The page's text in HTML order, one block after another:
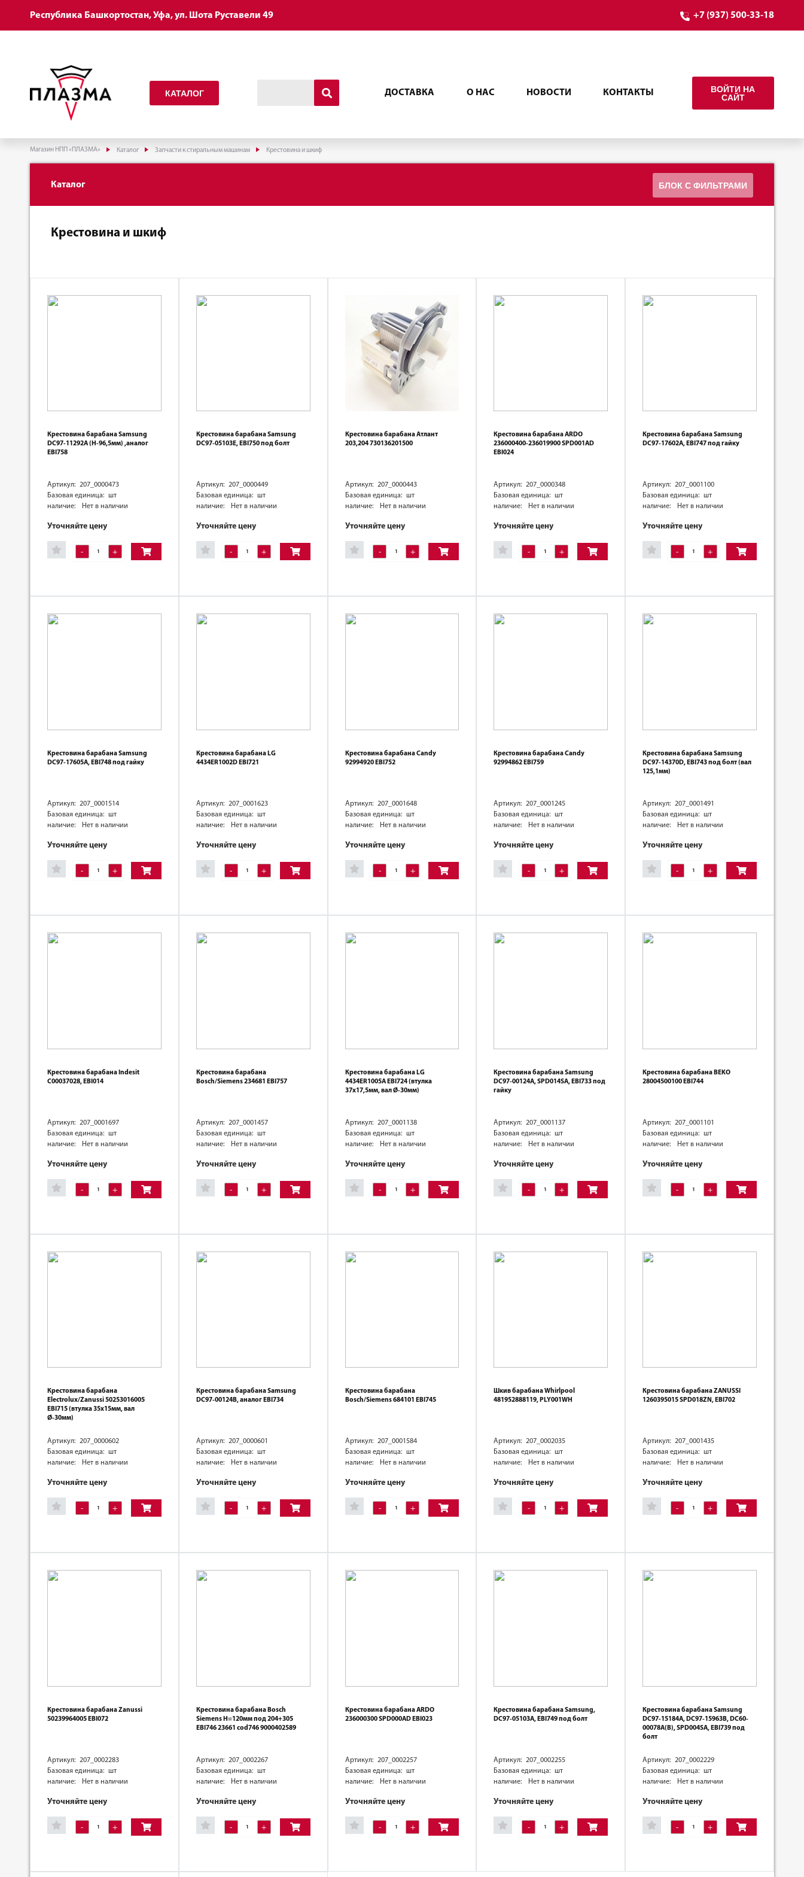
Республика Башкортостан, Уфа, ул. Шота Руставели 49 +7 (937) 500-33-18
КАТАЛОГ ДОСТАВКА О НАС НОВОСТИ КОНТАКТЫ
ВОЙТИ НА
САЙТ
Магазин НПП «ПЛАЗМА» Каталог Запчасти к стиральным машинам Крестовина и шкиф
Каталог БЛОК С ФИЛЬТРАМИ
Крестовина и шкиф
Крестовина барабана Samsung
DC97-11292A (H-96,5мм) ,аналог
EBI758
Артикул: 207_0000473
Базовая единица: шт
наличие:
Нет в наличии
Уточняйте цену
- +
Крестовина барабана Samsung
DC97-05103E, EBI750 под болт
Артикул: 207_0000449
Базовая единица: шт
наличие:
Нет в наличии
Уточняйте цену
- +
Крестовина барабана Атлант
203,204 730136201500
Артикул: 207_0000443
Базовая единица: шт
наличие:
Нет в наличии
Уточняйте цену
- +
Крестовина барабана ARDO
236000400-236019900 SPD001AD
EBI024
Артикул: 207_0000348
Базовая единица: шт
наличие:
Нет в наличии
Уточняйте цену
- +
Крестовина барабана Samsung
DC97-17602A, EBI747 под гайку
Артикул: 207_0001100
Базовая единица: шт
наличие:
Нет в наличии
Уточняйте цену
- +
Крестовина барабана Samsung
DC97-17605A, EBI748 под гайку
Артикул: 207_0001514
Базовая единица: шт
наличие:
Нет в наличии
Уточняйте цену
- +
Крестовина барабана LG
4434ER1002D EBI721
Артикул: 207_0001623
Базовая единица: шт
наличие:
Нет в наличии
Уточняйте цену
- +
Крестовина барабана Candy
92994920 EBI752
Артикул: 207_0001648
Базовая единица: шт
наличие:
Нет в наличии
Уточняйте цену
- +
Крестовина барабана Candy
92994862 EBI759
Артикул: 207_0001245
Базовая единица: шт
наличие:
Нет в наличии
Уточняйте цену
- +
Крестовина барабана Samsung
DC97-14370D, EBI743 под болт (вал
125,1мм)
Артикул: 207_0001491
Базовая единица: шт
наличие:
Нет в наличии
Уточняйте цену
- +
Крестовина барабана Indesit
C00037028, EBI014
Артикул: 207_0001697
Базовая единица: шт
наличие:
Нет в наличии
Уточняйте цену
- +
Крестовина барабана
Bosch/Siemens 234681 EBI757
Артикул: 207_0001457
Базовая единица: шт
наличие:
Нет в наличии
Уточняйте цену
- +
Крестовина барабана LG
4434ER1005A EBI724 (втулка
37х17,5мм, вал Ø-30мм)
Артикул: 207_0001138
Базовая единица: шт
наличие:
Нет в наличии
Уточняйте цену
- +
Крестовина барабана Samsung
DC97-00124A, SPD014SA, EBI733 под
гайку
Артикул: 207_0001137
Базовая единица: шт
наличие:
Нет в наличии
Уточняйте цену
- +
Крестовина барабана BEKO
28004500100 EBI744
Артикул: 207_0001101
Базовая единица: шт
наличие:
Нет в наличии
Уточняйте цену
- +
Крестовина барабана
Electrolux/Zanussi 50253016005
EBI715 (втулка 35х15мм, вал
Ø-30мм)
Артикул: 207_0000602
Базовая единица: шт
наличие:
Нет в наличии
Уточняйте цену
- +
Крестовина барабана Samsung
DC97-00124B, аналог EBI734
Артикул: 207_0000601
Базовая единица: шт
наличие:
Нет в наличии
Уточняйте цену
- +
Крестовина барабана
Bosch/Siemens 684101 EBI745
Артикул: 207_0001584
Базовая единица: шт
наличие:
Нет в наличии
Уточняйте цену
- +
Шкив барабана Whirlpool
481952888119, PLY001WH
Артикул: 207_0002035
Базовая единица: шт
наличие:
Нет в наличии
Уточняйте цену
- +
Крестовина барабана ZANUSSI
1260395015 SPD018ZN, EBI702
Артикул: 207_0001435
Базовая единица: шт
наличие:
Нет в наличии
Уточняйте цену
- +
Крестовина барабана Zanussi
50239964005 EBI072
Артикул: 207_0002283
Базовая единица: шт
наличие:
Нет в наличии
Уточняйте цену
- +
Крестовина барабана Bosch
Siemens H=120мм под 204+305
EBI746 23661 cod746 9000402589
Артикул: 207_0002267
Базовая единица: шт
наличие:
Нет в наличии
Уточняйте цену
- +
Крестовина барабана ARDO
236000300 SPD000AD EBI023
Артикул: 207_0002257
Базовая единица: шт
наличие:
Нет в наличии
Уточняйте цену
- +
Крестовина барабана Samsung,
DC97-05103A, EBI749 под болт
Артикул: 207_0002255
Базовая единица: шт
наличие:
Нет в наличии
Уточняйте цену
- +
Крестовина барабана Samsung
DC97-15184А, DC97-15963B, DC60-
00078А(B), SPD004SA, EBI739 под
болт
Артикул: 207_0002229
Базовая единица: шт
наличие:
Нет в наличии
Уточняйте цену
- +